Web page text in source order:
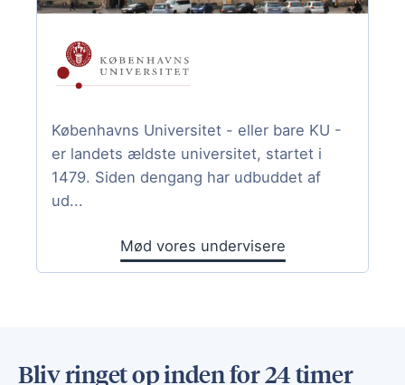
Københavns Universitet - eller bare KU -
er landets ældste universitet, startet i
1479. Siden dengang har udbuddet af
ud...
Mød vores undervisere
Bliv ringet op inden for 24 timer